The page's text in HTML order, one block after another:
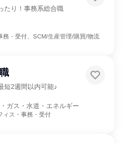
たり！事務系総合職
務・受付、SCM/生産管理/購買/物流
短2週間以内可能♪
ガス・水道・エネルギー
ィス・事務・受付